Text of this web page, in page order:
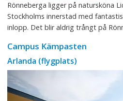
Rönneberga ligger på natursköna
Stockholms innerstad med
inlopp. Det blir aldrig trångt på
Campus Kämpasten
Arlanda (flygplats)